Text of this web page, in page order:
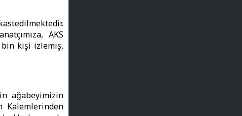
AKS
kişi izlemiş,
ağabeyimizin
Kalemlerinden